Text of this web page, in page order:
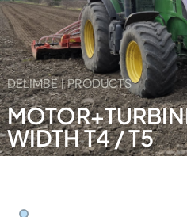
DELIMBE | PRODUCTS
WIDTH T4 / T5